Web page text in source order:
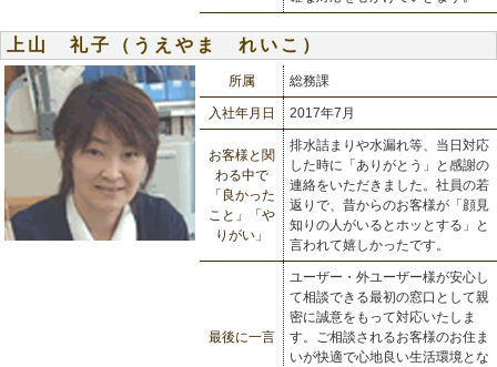
上山 礼子（うえやま れいこ）
所属 総務課
入社年月日 2017年7月
お客様と関
わる中で
「良かった
こと」「や
りがい」
排水詰まりや水漏れ等、当日対応
した時に「ありがとう」と感謝の
連絡をいただきました。社員の若
返りで、昔からのお客様が「顔見
知りの人がいるとホッとする」と
言われて嬉しかったです。
最後に一言
ユーザー・外ユーザー様が安心し
て相談できる最初の窓口として親
密に誠意をもって対応いたしま
す。ご相談されるお客様のお住ま
いが快適で心地良い生活環境とな